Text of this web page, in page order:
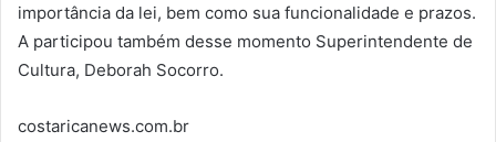
importância da lei, bem como sua funcionalidade e prazos.
A participou também desse momento Superintendente de
Cultura, Deborah Socorro.
costaricanews.com.br